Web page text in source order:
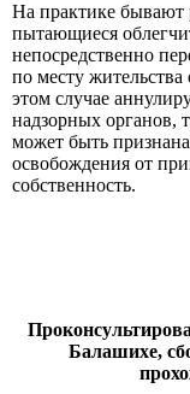
На практике бывают
пытающиеся
непосредственно
по месту
этом случае
надзорных органов,
может быть
освобождения от
собственность.
Балашихе,